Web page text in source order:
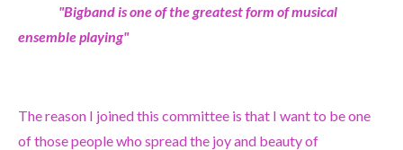
"Bigband is one of the greatest form of musical
ensemble playing"
The reason I joined this committee is that I want to be one
of those people who spread the joy and beauty of